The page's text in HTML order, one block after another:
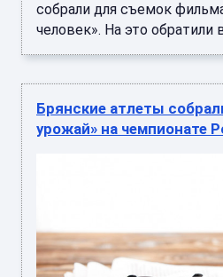
собрали для съемок
человек». На это обратили
Брянские атлеты
урожай» на чемпионате